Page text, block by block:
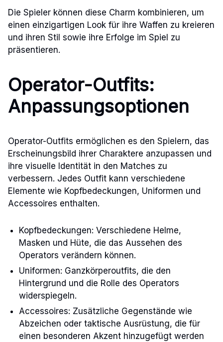
Die Spieler können diese Charm kombinieren, um
einen einzigartigen Look für ihre Waffen zu kreieren
und ihren Stil sowie ihre Erfolge im Spiel zu
präsentieren.
Operator-Outfits:
Anpassungsoptionen
Operator-Outfits ermöglichen es den Spielern, das
Erscheinungsbild ihrer Charaktere anzupassen und
ihre visuelle Identität in den Matches zu
verbessern. Jedes Outfit kann verschiedene
Elemente wie Kopfbedeckungen, Uniformen und
Accessoires enthalten.
Kopfbedeckungen: Verschiedene Helme,
Masken und Hüte, die das Aussehen des
Operators verändern können.
Uniformen: Ganzkörperoutfits, die den
Hintergrund und die Rolle des Operators
widerspiegeln.
Accessoires: Zusätzliche Gegenstände wie
Abzeichen oder taktische Ausrüstung, die für
einen besonderen Akzent hinzugefügt werden